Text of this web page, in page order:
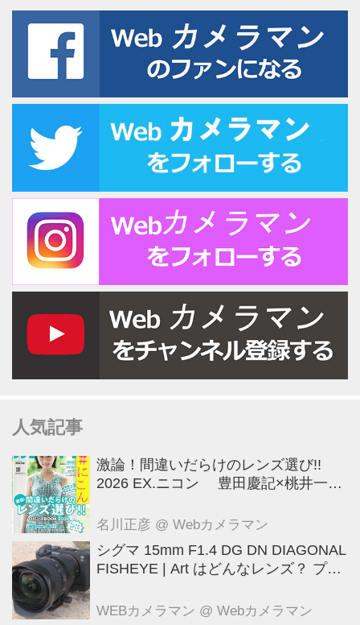
人気記事
激論！間違いだらけのレンズ選び!!
2026 EX.ニコン 豊田慶記×桃井一至
名川正彦 @ Webカメラマン
シグマ 15mm F1.4 DG DN DIAGONAL
FISHEYE | Art はどんなレンズ？ プロ
WEBカメラマン @ Webカメラマン